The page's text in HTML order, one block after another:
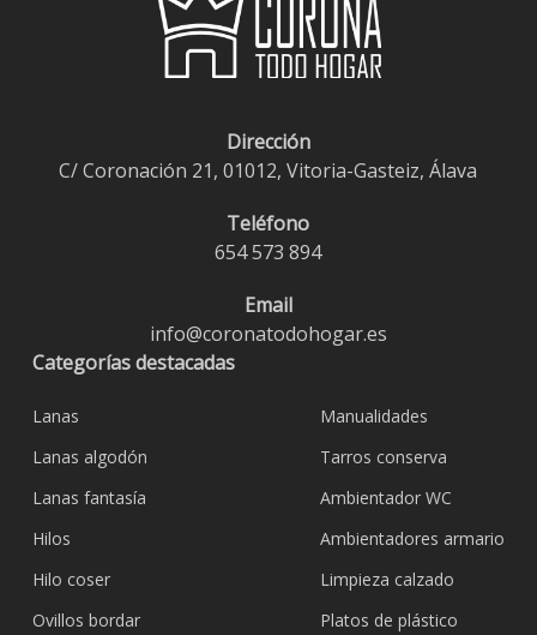
Dirección
C/ Coronación 21, 01012, Vitoria-Gasteiz, Álava
Teléfono
654 573 894
Email
info@coronatodohogar.es
Categorías destacadas
Lanas
Lanas algodón
Lanas fantasía
Hilos
Hilo coser
Ovillos bordar
Manualidades
Tarros conserva
Ambientador WC
Ambientadores armario
Limpieza calzado
Platos de plástico